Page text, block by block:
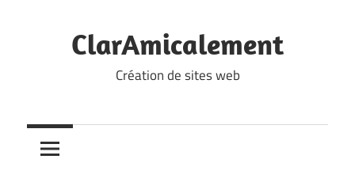
ClarAmicalement
Création de sites web